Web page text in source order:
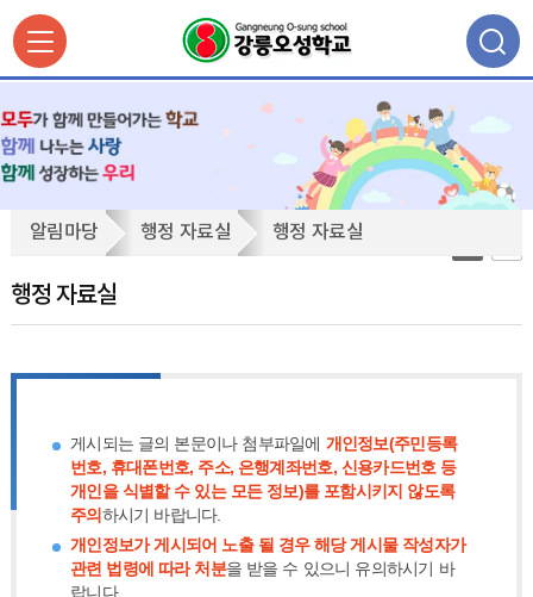
자
료
알림마당 행정 자료실 행정 자료실
행정 자료실
게시되는 글의 본문이나 첨부파일에 개인정보(주민등록
번호, 휴대폰번호, 주소, 은행계좌번호, 신용카드번호 등
개인을 식별할 수 있는 모든 정보)를 포함시키지 않도록
주의하시기 바랍니다.
개인정보가 게시되어 노출 될 경우 해당 게시물 작성자가
관련 법령에 따라 처분을 받을 수 있으니 유의하시기 바
랍니다.